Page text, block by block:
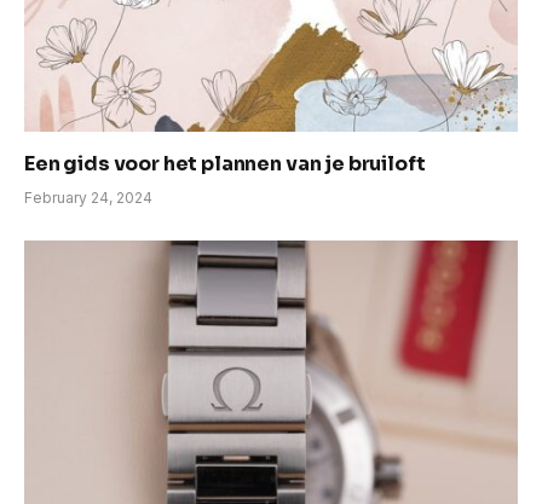
Een gids voor het plannen van je bruiloft
February 24, 2024